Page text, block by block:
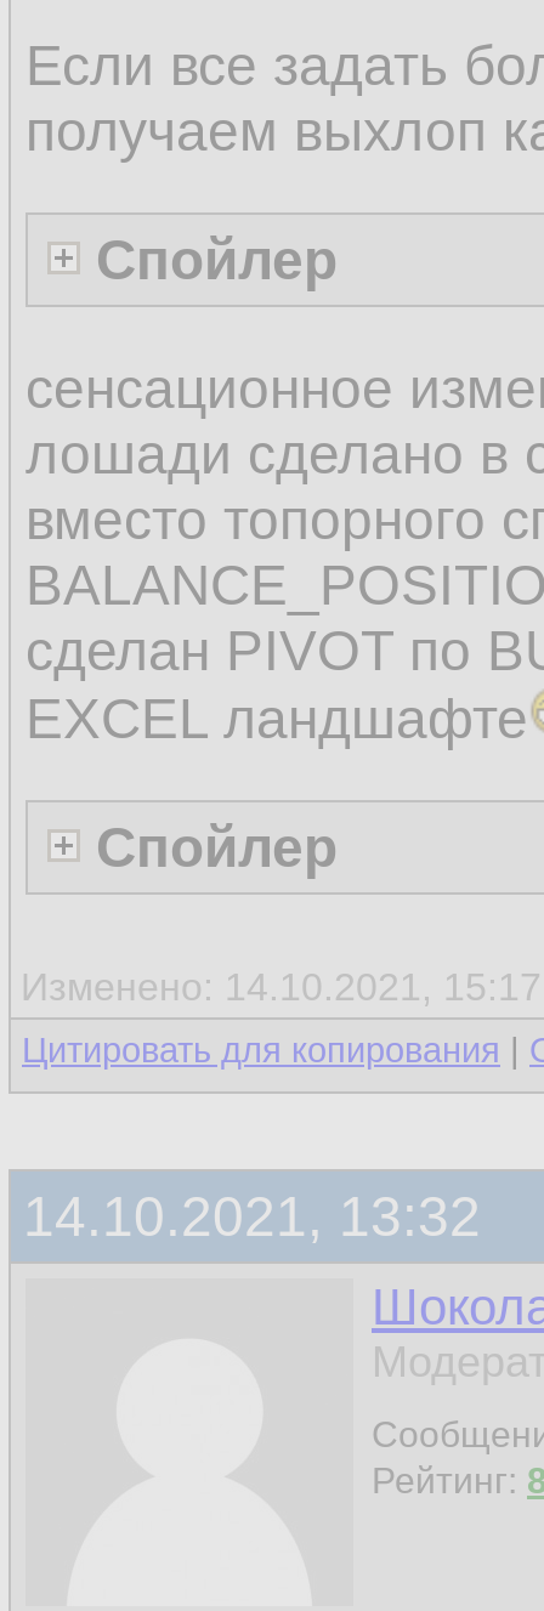
Если все задать
получаем выхлоп
Спойлер
сенсационное
лошади сделано в
вместо топорного
сделан PIVOT по
EXCEL ландшафте
Спойлер
Изменено: 14.10.2021,
Цитировать для копирования |
14.10.2021, 13:32
Рейтинг: